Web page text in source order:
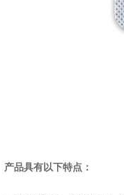
产品具有以下特点：